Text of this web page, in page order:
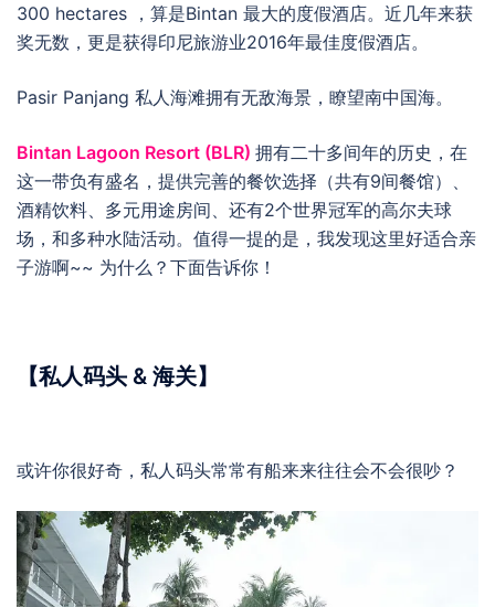
300 hectares ，算是Bintan 最大的度假酒店。近几年来获
奖无数，更是获得印尼旅游业2016年最佳度假酒店。
Pasir Panjang 私人海滩拥有无敌海景，瞭望南中国海。
Bintan Lagoon Resort (BLR) 拥有二十多间年的历史，在
这一带负有盛名，提供完善的餐饮选择（共有9间餐馆）、
酒精饮料、多元用途房间、还有2个世界冠军的高尔夫球
场，和多种水陆活动。值得一提的是，我发现这里好适合亲
子游啊~~ 为什么？下面告诉你！
【私人码头 & 海关】
或许你很好奇，私人码头常常有船来来往往会不会很吵？